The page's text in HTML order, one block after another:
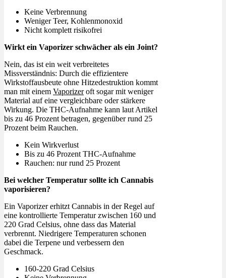
Keine Verbrennung
Weniger Teer, Kohlenmonoxid
Nicht komplett risikofrei
Wirkt ein Vaporizer schwächer als ein Joint?
Nein, das ist ein weit verbreitetes
Missverständnis: Durch die effizientere
Wirkstoffausbeute ohne Hitzedestruktion kommt
man mit einem Vaporizeroft sogar mit weniger
Material auf eine vergleichbare oder stärkere
Wirkung. Die THC-Aufnahme kann laut Artikel
bis zu 46 Prozent betragen, gegenüber rund 25
Prozent beim Rauchen.
Kein Wirkverlust
Bis zu 46 Prozent THC-Aufnahme
Rauchen: nur rund 25 Prozent
Bei welcher Temperatur sollte ich Cannabis
vaporisieren?
Ein Vaporizer erhitzt Cannabis in der Regel auf
eine kontrollierte Temperatur zwischen 160 und
220 Grad Celsius, ohne dass das Material
verbrennt. Niedrigere Temperaturen schonen
dabei die Terpene und verbessern den
Geschmack.
160-220 Grad Celsius